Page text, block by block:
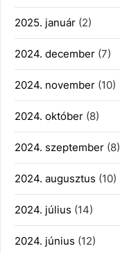
2025. január (2)
2024. december (7)
2024. november (10)
2024. október (8)
2024. szeptember (8)
2024. augusztus (10)
2024. július (14)
2024. június (12)